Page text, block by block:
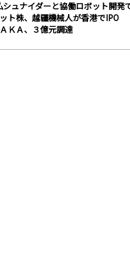
ュナイダーと協働ロボット開発
ト株、越疆機械人が香港でIPO
ＫＡ、３億元調達